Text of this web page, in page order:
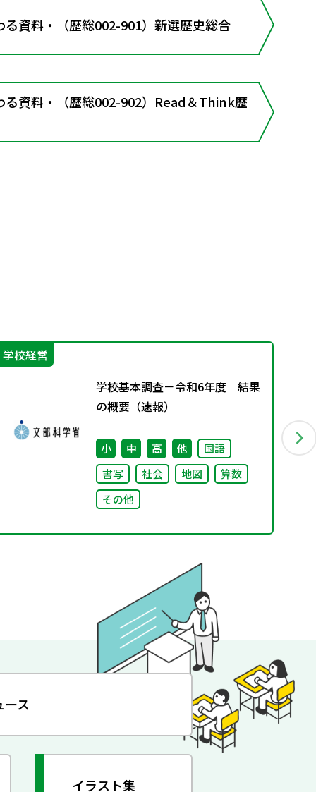
る資料・（歴総002-901）新選歴史総合
る資料・（歴総002-902）Read＆Think歴
学校経営
学校基本調査－令和6年度 結果
の概要（速報）
小 中 高 他
国語
書写
社会 地図
算数
その他
ース
イラスト集